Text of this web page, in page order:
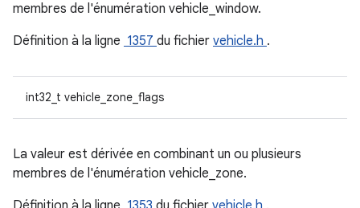
membres de l'énumération vehicle_window.
Définition à la ligne 1357 du fichier vehicle.h .
int32_t vehicle_zone_flags
La valeur est dérivée en combinant un ou plusieurs
membres de l'énumération vehicle_zone.